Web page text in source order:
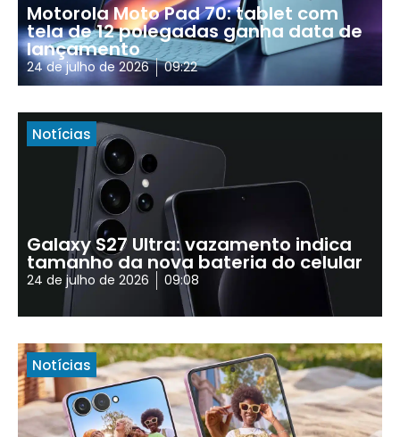
Motorola Moto Pad 70: tablet com
tela de 12 polegadas ganha data de
lançamento
24 de julho de 2026 09:22
Notícias
Galaxy S27 Ultra: vazamento indica
tamanho da nova bateria do celular
24 de julho de 2026 09:08
Notícias